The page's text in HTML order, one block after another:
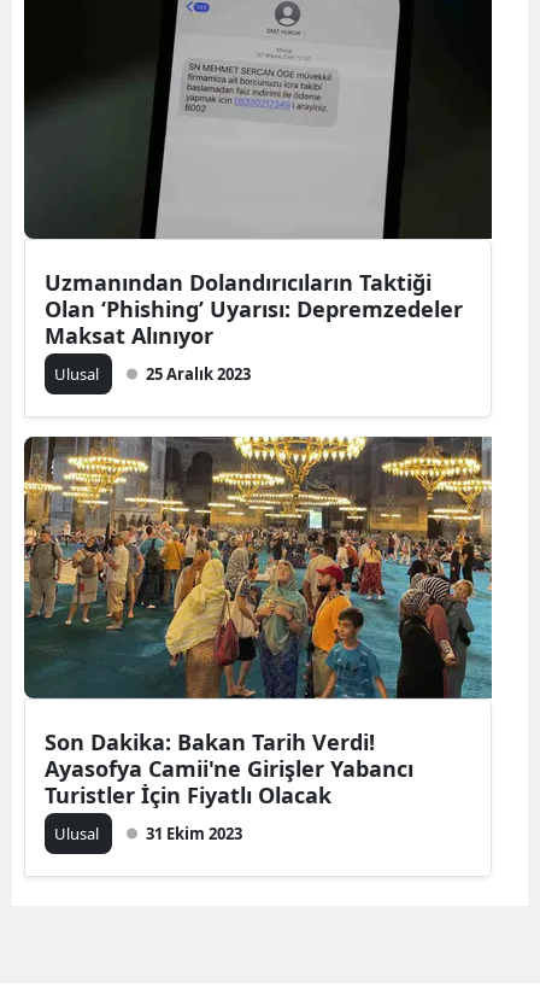
Uzmanından Dolandırıcıların Taktiği
Olan ‘Phishing’ Uyarısı: Depremzedeler
Maksat Alınıyor
Ulusal 25 Aralık 2023
Son Dakika: Bakan Tarih Verdi!
Ayasofya Camii'ne Girişler Yabancı
Turistler İçin Fiyatlı Olacak
Ulusal 31 Ekim 2023